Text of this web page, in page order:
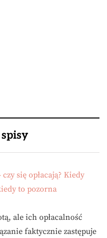
się opłacają? Kiedy
to pozorna
ale ich opłacalność
faktycznie zastępuje